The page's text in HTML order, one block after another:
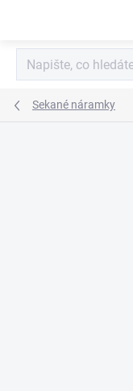
Sekané náramky